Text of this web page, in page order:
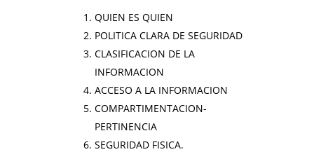
QUIEN ES QUIEN
POLITICA CLARA DE SEGURIDAD
CLASIFICACION DE LA
INFORMACION
ACCESO A LA INFORMACION
COMPARTIMENTACION-
PERTINENCIA
SEGURIDAD FISICA.